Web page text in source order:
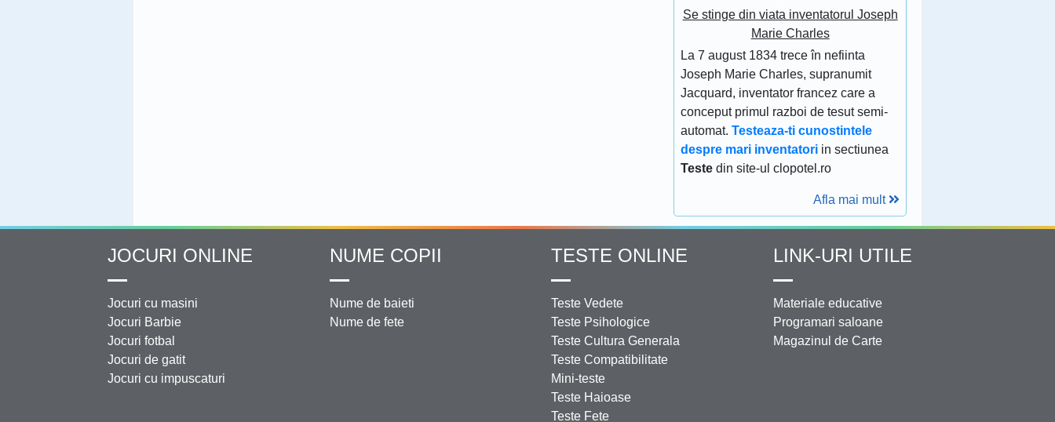
Se stinge din viata inventatorul Joseph
Marie Charles
La 7 august 1834 trece în nefiinta
Joseph Marie Charles, supranumit
Jacquard, inventator francez care a
conceput primul razboi de tesut semi-
automat.Testeaza-ti cunostintele
despre mari inventatori in sectiunea
Teste din site-ul clopotel.ro
Afla mai mult
JOCURI ONLINE
Jocuri cu masini
Jocuri Barbie
Jocuri fotbal
Jocuri de gatit
Jocuri cu impuscaturi
NUME COPII
Nume de baieti
Nume de fete
TESTE ONLINE
Teste Vedete
Teste Psihologice
Teste Cultura Generala
Teste Compatibilitate
Mini-teste
Teste Haioase
Teste Fete
LINK-URI UTILE
Materiale educative
Programari saloane
Magazinul de Carte